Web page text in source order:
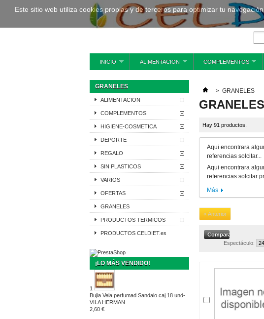
INICIO ALIMENTACION COMPLEMENTOS
GRANELES
ALIMENTACION
COMPLEMENTOS
HIGIENE-COSMETICA
DEPORTE
REGALO
SIN PLASTICOS
VARIOS
OFERTAS
GRANELES
PRODUCTOS TERMICOS
PRODUCTOS CELDIET.es
¡LO MÁS VENDIDO!
1
Bujia Vela perfumad Sandalo caj 18 und-
VILA HERMAN
2,60 €
> GRANELES
GRANELES
Hay 91 productos.
Aqui encontrara
referencias solcitar...
Aqui encontrara
referencias solcitar
Más
« Anterior
Espectáculo:
Este sitio web utiliza cookies propias y de terceros para optimizar tu